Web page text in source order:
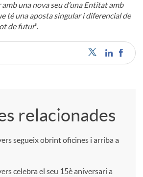
una nova seu d’una Entitat amb
té una aposta singular i diferencial de
de futur”.
relacionades
segueix obrint oficines i arriba a
celebra el seu 15è aniversari a